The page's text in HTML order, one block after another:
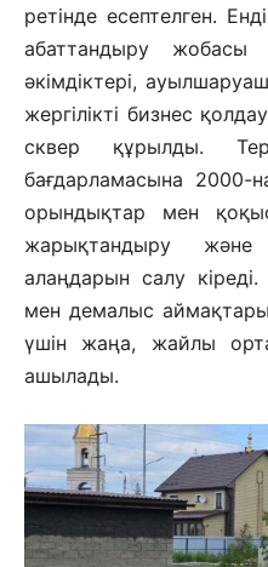
ретінде есептелген.
абаттандыру жобасы
әкімдіктері,
жергілікті бизнес
сквер құрылды.
бағдарламасына 2000-
орындықтар мен
жарықтандыру
алаңдарын салу
мен демалыс
үшін жаңа, жайлы
ашылады.